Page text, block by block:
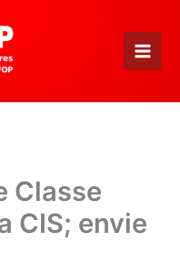
Classe
CIS; envie